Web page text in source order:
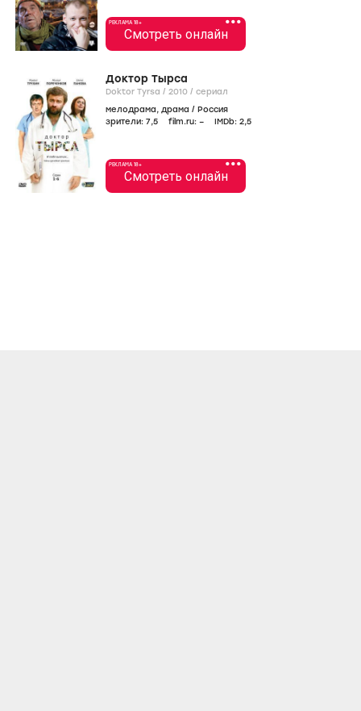
•••
РЕКЛАМА 18+
Смотреть онлайн
Доктор Тырса
Doktor Tyrsa / 2010 / сериал
мелодрама, драма / Россия
зрители: 7,5 film.ru: – IMDb: 2,5
•••
РЕКЛАМА 18+
Смотреть онлайн